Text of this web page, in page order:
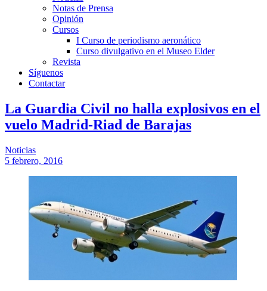
Notas de Prensa
Opinión
Cursos
I Curso de periodismo aeronático
Curso divulgativo en el Museo Elder
Revista
Síguenos
Contactar
La Guardia Civil no halla explosivos en el
vuelo Madrid-Riad de Barajas
Noticias
5 febrero, 2016